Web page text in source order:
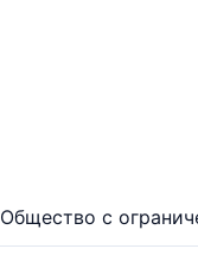
Общество с